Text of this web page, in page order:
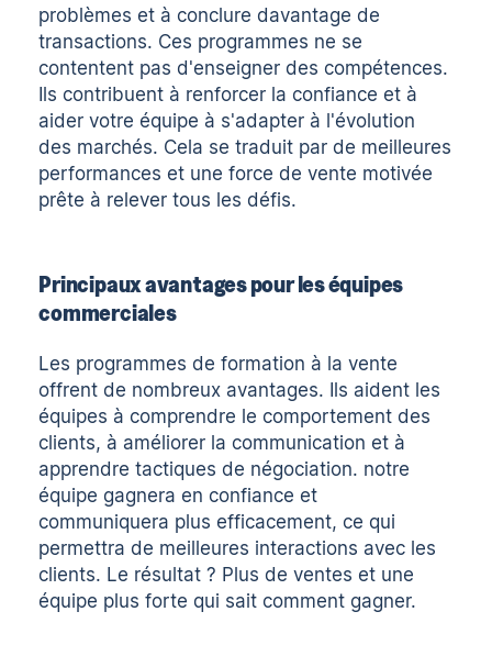
problèmes et à conclure davantage de
transactions. Ces programmes ne se
contentent pas d'enseigner des compétences.
Ils contribuent à renforcer la confiance et à
aider votre équipe à s'adapter à l'évolution
des marchés. Cela se traduit par de meilleures
performances et une force de vente motivée
prête à relever tous les défis.
Principaux avantages pour les équipes
commerciales
Les programmes de formation à la vente
offrent de nombreux avantages. Ils aident les
équipes à comprendre le comportement des
clients, à améliorer la communication et à
apprendretactiques de négociation. notre
équipe gagnera en confiance et
communiquera plus efficacement, ce qui
permettra de meilleures interactions avec les
clients. Le résultat ? Plus de ventes et une
équipe plus forte qui sait comment gagner.